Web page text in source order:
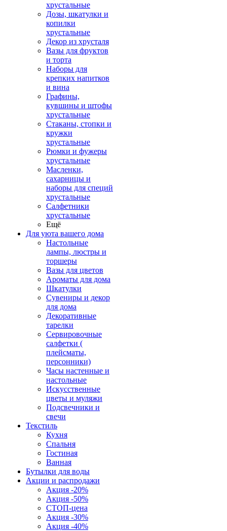
хрустальные
Дозы, шкатулки и
копилки
хрустальные
Декор из хрусталя
Вазы для фруктов
и торта
Наборы для
крепких напитков
и вина
Графины,
кувшины и штофы
хрустальные
Стаканы, стопки и
кружки
хрустальные
Рюмки и фужеры
хрустальные
Масленки,
сахарницы и
наборы для специй
хрустальные
Салфетники
хрустальные
Ещё
Для уюта вашего дома
Настольные
лампы, люстры и
торшеры
Вазы для цветов
Ароматы для дома
Шкатулки
Сувениры и декор
для дома
Декоративные
тарелки
Сервировочные
салфетки (
плейсматы,
персонники)
Часы настенные и
настольные
Искусственные
цветы и муляжи
Подсвечники и
свечи
Текстиль
Кухня
Спальня
Гостиная
Ванная
Бутылки для воды
Акции и распродажи
Акция -20%
Акция -50%
СТОП-цена
Акция -30%
Акция -40%